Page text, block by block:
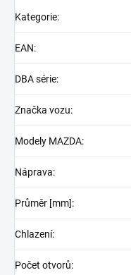
Kategorie:
EAN:
DBA série:
Značka vozu:
Modely MAZDA:
Náprava:
Průměr [mm]:
Chlazení:
Počet otvorů: